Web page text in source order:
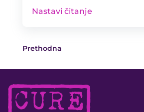
Nastavi čitanje
Prethodna